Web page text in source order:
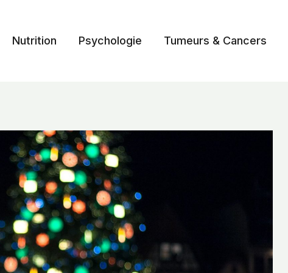
Nutrition Psychologie Tumeurs & Cancers